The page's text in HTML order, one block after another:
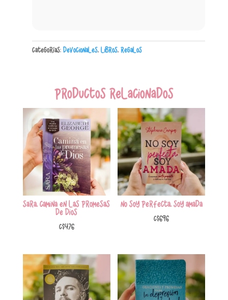
Categorías: Devocionales, Libros, Regalos
Productos relacionados
Sara, Camina En Las Promesas
de Dios
C$476
No soy perfecta, soy amada
C$696